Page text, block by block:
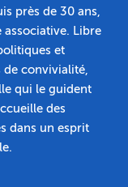
près de 30 ans,
Libre
et
convivialité,
qui le guident
des
dans un esprit